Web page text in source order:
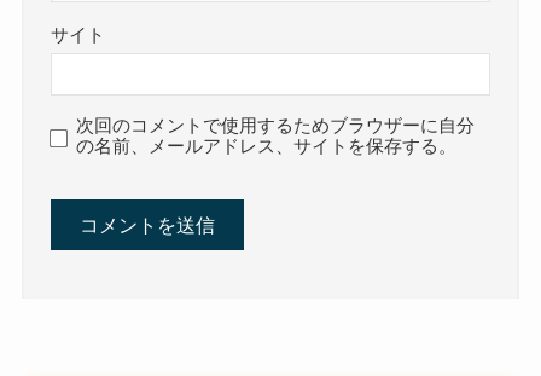
サイト
次回のコメントで使用するためブラウザーに自分
の名前、メールアドレス、サイトを保存する。